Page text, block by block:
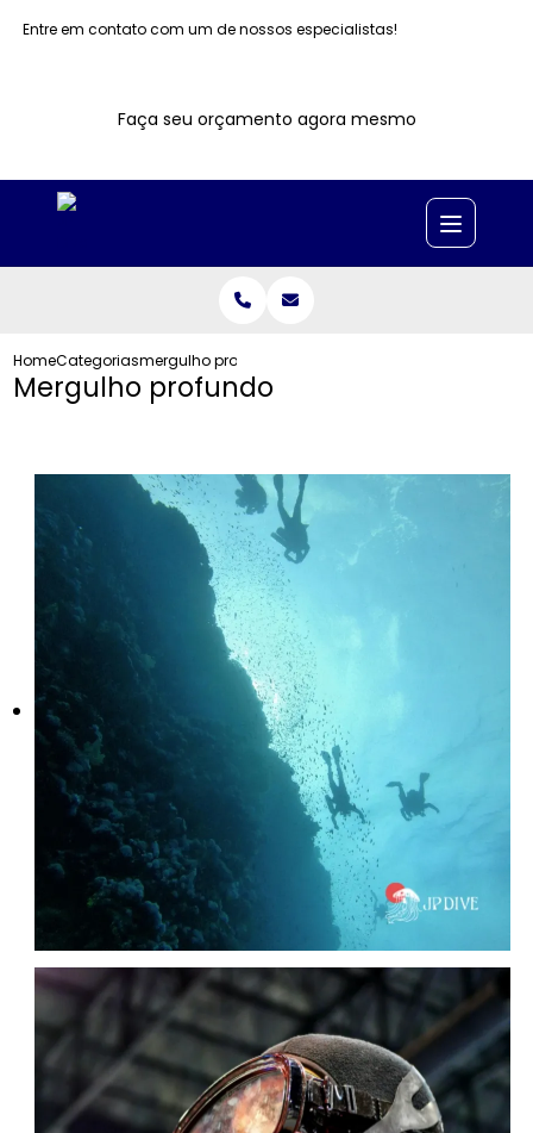
Entre em contato com um de nossos especialistas!
Faça seu orçamento agora mesmo
HomeCategoriasmergulho profundo
Mergulho profundo